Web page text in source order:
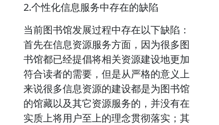
2.个性化信息服务中存在的缺陷
当前图书馆发展过程中存在以下缺陷：
首先在信息资源服务方面，因为很多图
书馆都已经提倡将相关资源建设地更加
符合读者的需要，但是从严格的意义上
来说很多信息资源的建设都是为图书馆
的馆藏以及其它资源服务的，并没有在
实质上将用户至上的理念贯彻落实；其